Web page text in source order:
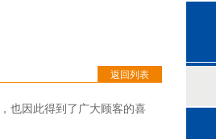
返回列表
也因此得到了广大顾客的喜